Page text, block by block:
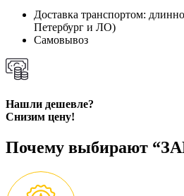
Доставка транспортом:
Петербург и ЛО)
Самовывоз
Нашли дешевле?
Снизим цену!
Почему выбирают